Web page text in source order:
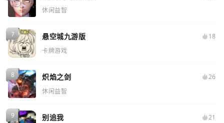
休闲益智
悬空城九游版
18
卡牌游戏
炽焰之剑
26
休闲益智
别追我
21